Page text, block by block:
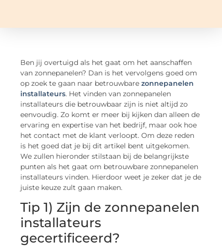
Ben jij overtuigd als het gaat om het aanschaffen
van zonnepanelen? Dan is het vervolgens goed om
op zoek te gaan naar betrouwbarezonnepanelen
installateurs. Het vinden van zonnepanelen
installateurs die betrouwbaar zijn is niet altijd zo
eenvoudig. Zo komt er meer bij kijken dan alleen de
ervaring en expertise van het bedrijf, maar ook hoe
het contact met de klant verloopt. Om deze reden
is het goed dat je bij dit artikel bent uitgekomen.
We zullen hieronder stilstaan bij de belangrijkste
punten als het gaat om betrouwbare zonnepanelen
installateurs vinden. Hierdoor weet je zeker dat je de
juiste keuze zult gaan maken.
Tip 1) Zijn de zonnepanelen
installateurs
gecertificeerd?